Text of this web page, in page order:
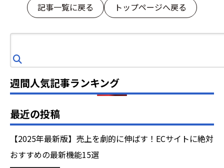
記事一覧に戻る トップページへ戻る
索
週間人気記事ランキング
最近の投稿
【2025年最新版】売上を劇的に伸ばす！ECサイトに絶対
おすすめの最新機能15選